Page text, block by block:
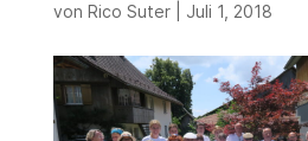
von Rico Suter| Juli 1, 2018